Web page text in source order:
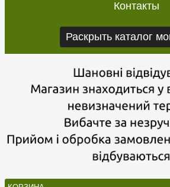
Контакты
Раскрыть каталог